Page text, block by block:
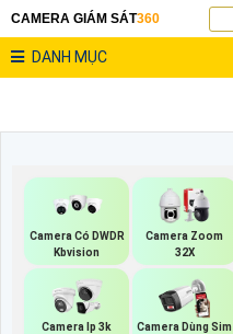
CAMERA GIÁM SÁT360
DANH MỤC
Camera Có DWDR
Kbvision
Camera Zoom
32X
Camera Ip 3k
Camera Dùng Sim